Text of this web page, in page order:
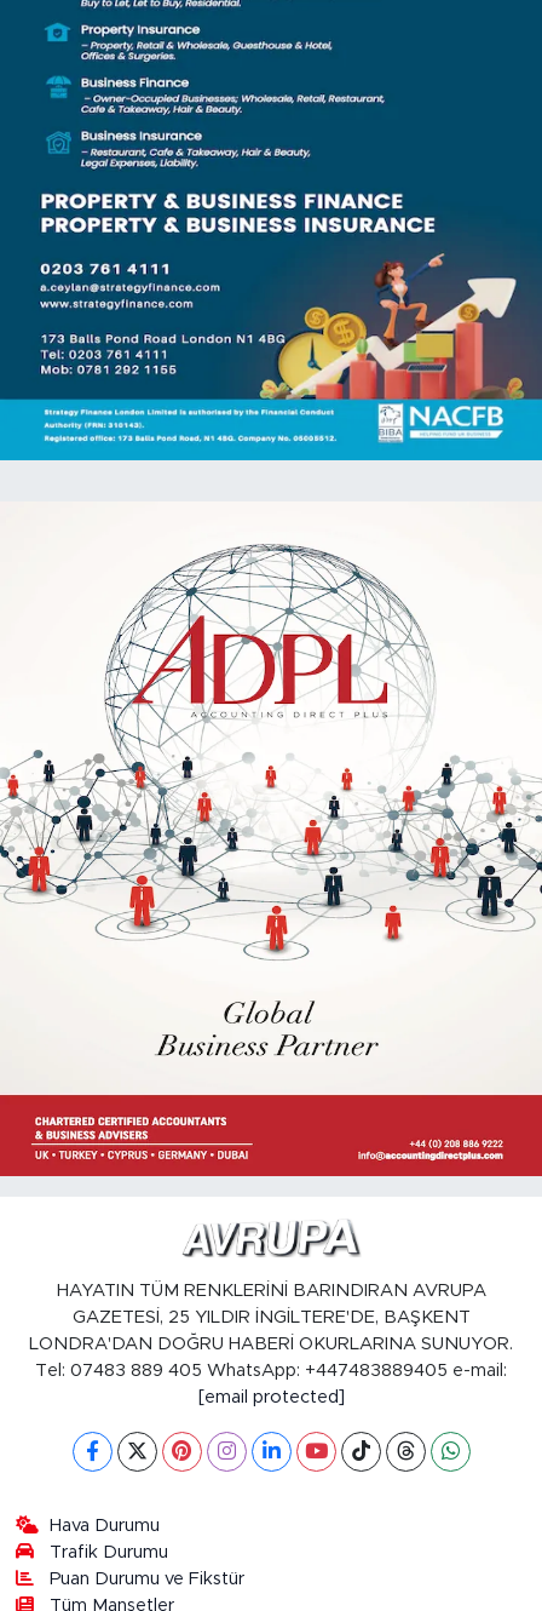
HAYATIN TÜM RENKLERİNİ BARINDIRAN AVRUPA
GAZETESİ, 25 YILDIR İNGİLTERE'DE, BAŞKENT
LONDRA'DAN DOĞRU HABERİ OKURLARINA SUNUYOR.
Tel: 07483 889 405 WhatsApp: +447483889405 e-mail:
[email protected]
Hava Durumu
Trafik Durumu
Puan Durumu ve Fikstür
Tüm Manşetler